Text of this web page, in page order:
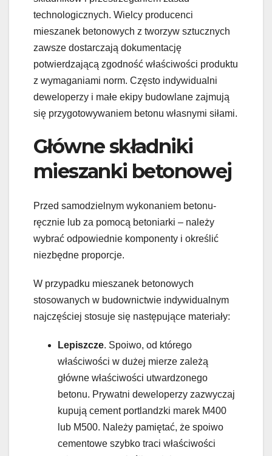
technologicznych. Wielcy producenci
mieszanek betonowych z tworzyw sztucznych
zawsze dostarczają dokumentację
potwierdzającą zgodność właściwości produktu
z wymaganiami norm. Często indywidualni
deweloperzy i małe ekipy budowlane zajmują
się przygotowywaniem betonu własnymi siłami.
Główne składniki
mieszanki betonowej
Przed samodzielnym wykonaniem betonu-
ręcznie lub za pomocą betoniarki – należy
wybrać odpowiednie komponenty i określić
niezbędne proporcje.
W przypadku mieszanek betonowych
stosowanych w budownictwie indywidualnym
najczęściej stosuje się następujące materiały:
Lepiszcze. Spoiwo, od którego
właściwości w dużej mierze zależą
główne właściwości utwardzonego
betonu. Prywatni deweloperzy zazwyczaj
kupują cement portlandzki marek M400
lub M500. Należy pamiętać, że spoiwo
cementowe szybko traci właściwości